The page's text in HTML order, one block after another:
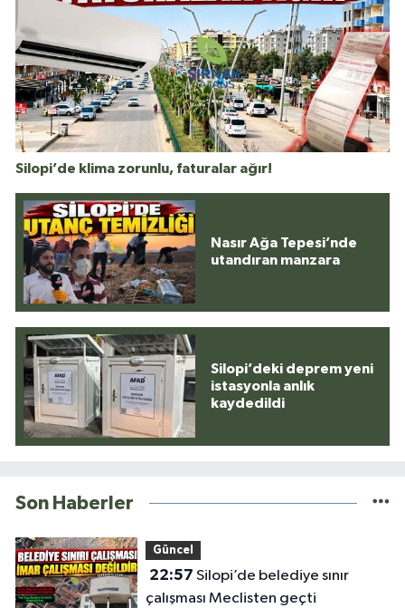
Silopi’de klima zorunlu, faturalar ağır!
Nasır Ağa Tepesi’nde
utandıran manzara
Silopi’deki deprem yeni
istasyonla anlık
kaydedildi
Son Haberler
Güncel
22:57
çalışması Meclisten geçti